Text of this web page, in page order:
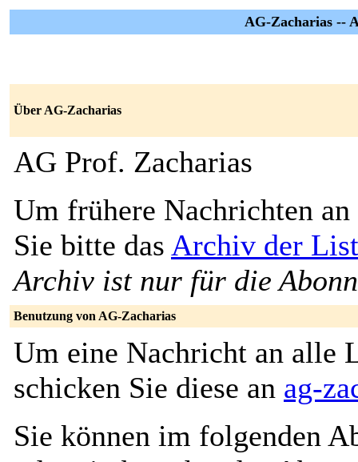
AG-Zacharias --
Über AG-Zacharias
AG Prof. Zacharias
Um frühere Nachrichten an
Sie bitte das Archiv der
Archiv ist nur für die
Benutzung von AG-Zacharias
Um eine Nachricht an alle
schicken Sie diese an ag-
Sie können im folgenden